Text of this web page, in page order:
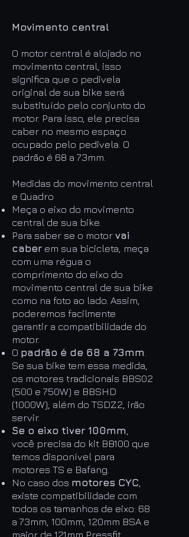
Movimento central
O motor central é alojado no
movimento central, isso
significa que o pedivela
original de sua bike será
substituído pelo conjunto do
motor. Para isso, ele precisa
caber no mesmo espaço
ocupado pelo pedivela. O
padrão é 68 a 73mm.
Medidas do movimento central
e Quadro
Meça o eixo do movimento
central de sua bike.
Para saber se o motor vai
caber em sua bicicleta, meça
com uma régua o
comprimento do eixo do
movimento central de sua bike
como na foto ao lado. Assim,
poderemos facilmente
garantir a compatibilidade do
motor.
O padrão é de 68 a 73mm.
Se sua bike tem essa medida,
os motores tradicionais BBS02
(500 e 750W) e BBSHD
(1000W), além do TSDZ2, irão
servir.
Se o eixo tiver 100mm,
você precisa do kit BB100 que
temos disponível para
motores TS e Bafang.
No caso dos motores CYC,
existe compatibilidade com
todos os tamanhos de eixo: 68
a 73mm, 100mm, 120mm BSA e
maior de 121mm Pressfit